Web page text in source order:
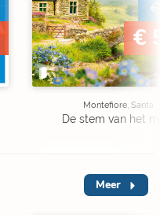
€
€
Montefiore, Santa
De stem van het
Meer